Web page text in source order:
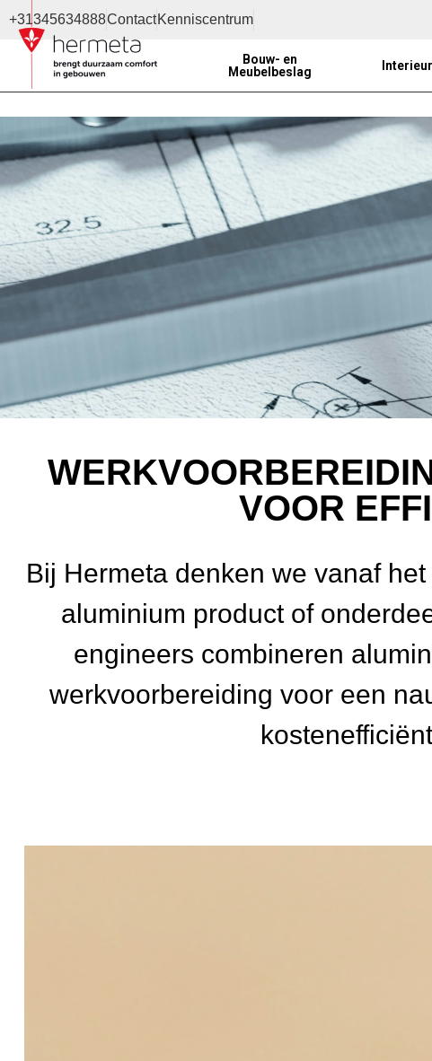
+31345634888ContactKenniscentrum
Bouw- en
Meubelbeslag
VOOR
Bij Hermeta denken we vanaf
aluminium product of
engineers combineren
werkvoorbereiding voor een